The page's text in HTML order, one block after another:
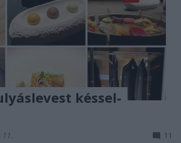
késsel-
11